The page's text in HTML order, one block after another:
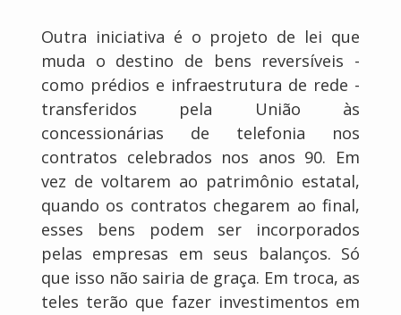
Outra iniciativa é o projeto de lei que
muda o destino de bens reversíveis -
como prédios e infraestrutura de rede -
transferidos pela União às
concessionárias de telefonia nos
contratos celebrados nos anos 90. Em
vez de voltarem ao patrimônio estatal,
quando os contratos chegarem ao final,
esses bens podem ser incorporados
pelas empresas em seus balanços. Só
que isso não sairia de graça. Em troca, as
teles terão que fazer investimentos em